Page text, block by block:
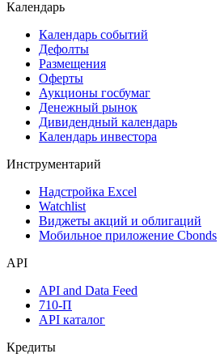
Дивидендный календарь
Календарь
Календарь событий
Дефолты
Размещения
Оферты
Аукционы госбумаг
Денежный рынок
Календарь инвестора
Инструментарий
Надстройка Excel
Мобильное приложение Cbonds
API
API and Data Feed